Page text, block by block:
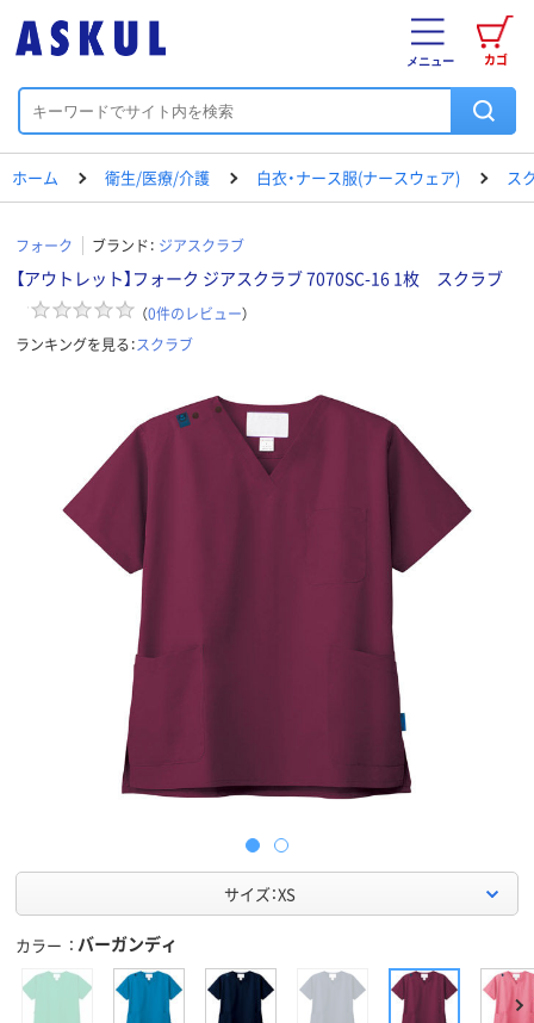
カゴ
メニュー
ホーム 衛生/医療/介護 白衣・ナース服(ナースウェア) ス
フォーク ブランド： ジアスクラブ
【アウトレット】フォーク ジアスクラブ 7070SC-16 1枚 スクラブ
（0件のレビュー）
ランキングを見る：スクラブ
サイズ：XS
カラー バーガンディ